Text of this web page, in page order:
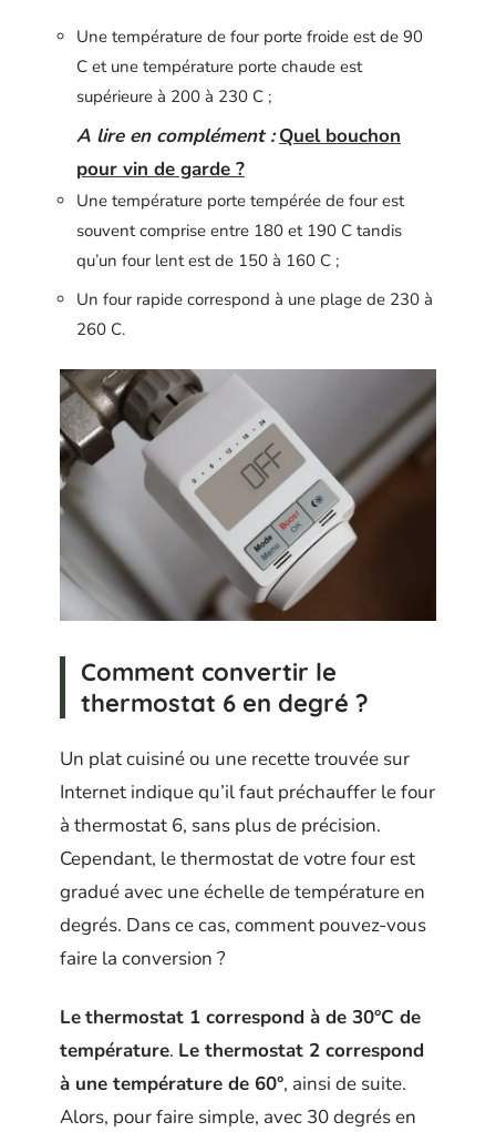
Une température de four porte froide est de 90
C et une température porte chaude est
supérieure à 200 à 230 C ;
A lire en complément : Quel bouchon
pour vin de garde ?
Une température porte tempérée de four est
souvent comprise entre 180 et 190 C tandis
qu’un four lent est de 150 à 160 C ;
Un four rapide correspond à une plage de 230 à
260 C.
Comment convertir le
thermostat 6 en degré ?
Un plat cuisiné ou une recette trouvée sur
Internet indique qu’il faut préchauffer le four
à thermostat 6, sans plus de précision.
Cependant, le thermostat de votre four est
gradué avec une échelle de température en
degrés. Dans ce cas, comment pouvez-vous
faire la conversion ?
Lethermostat 1 correspond à de 30°C de
température. Le thermostat 2 correspond
à une température de 60°, ainsi de suite.
Alors, pour faire simple, avec 30 degrés en